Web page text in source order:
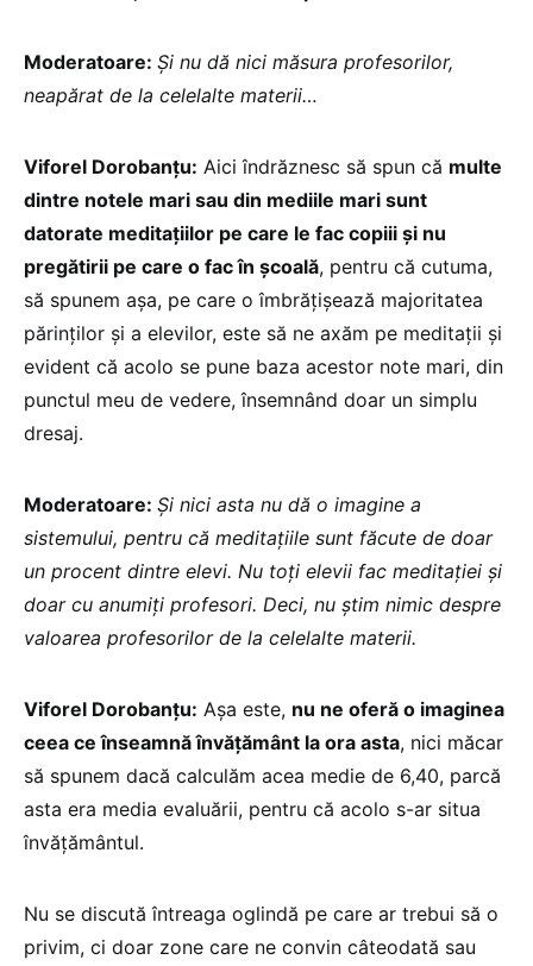
Moderatoare: Și nu dă nici măsura profesorilor,
neapărat de la celelalte materii…
Viforel Dorobanțu: Aici îndrăznesc să spun că multe
dintre notele mari sau din mediile mari sunt
datorate meditațiilor pe care le fac copiii și nu
pregătirii pe care o fac în școală, pentru că cutuma,
să spunem așa, pe care o îmbrățișează majoritatea
părinților și a elevilor, este să ne axăm pe meditații și
evident că acolo se pune baza acestor note mari, din
punctul meu de vedere, însemnând doar un simplu
dresaj.
Moderatoare: Și nici asta nu dă o imagine a
sistemului, pentru că meditațiile sunt făcute de doar
un procent dintre elevi. Nu toți elevii fac meditației și
doar cu anumiți profesori. Deci, nu știm nimic despre
valoarea profesorilor de la celelalte materii.
Viforel Dorobanțu: Așa este, nu ne oferă o imaginea
ceea ce înseamnă învățământ la ora asta, nici măcar
să spunem dacă calculăm acea medie de 6,40, parcă
asta era media evaluării, pentru că acolo s-ar situa
învățământul.
Nu se discută întreaga oglindă pe care ar trebui să o
privim, ci doar zone care ne convin câteodată sau